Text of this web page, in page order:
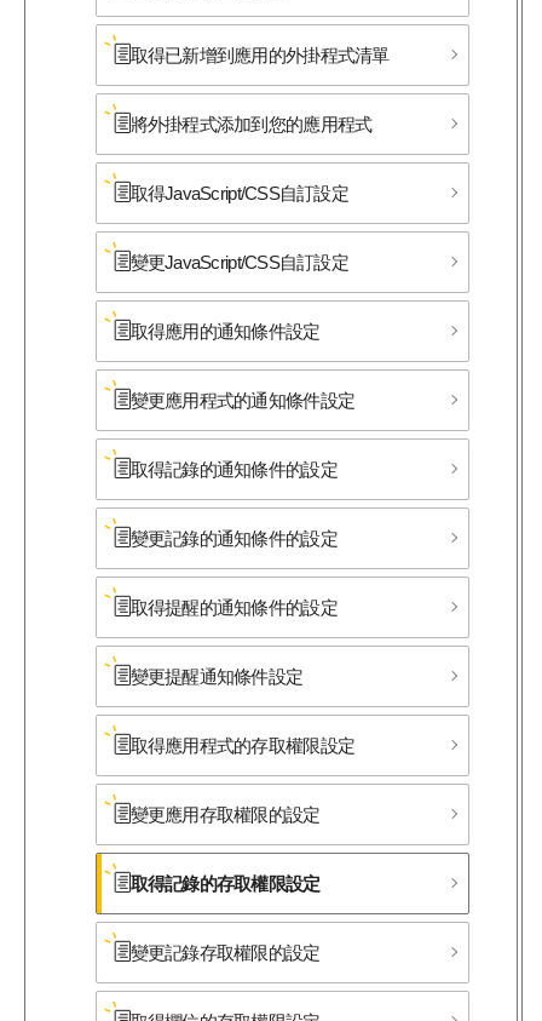
取得已新增到應用的外掛程式清單
將外掛程式添加到您的應用程式
取得JavaScript/CSS自訂設定
變更JavaScript/CSS自訂設定
取得應用的通知條件設定
變更應用程式的通知條件設定
取得記錄的通知條件的設定
變更記錄的通知條件的設定
取得提醒的通知條件的設定
變更提醒通知條件設定
取得應用程式的存取權限設定
變更應用存取權限的設定
取得記錄的存取權限設定
變更記錄存取權限的設定